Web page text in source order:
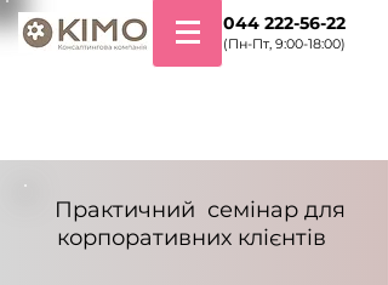
+38 044 222-56-22
(Пн-Пт, 9:00-18:00)
Практичний семінар для
корпоративних клієнтів